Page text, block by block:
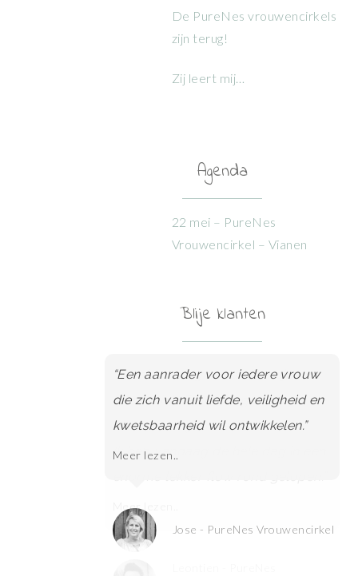
De PureNes vrouwencirkels
zijn terug!
Zij leert mij…
Agenda
22 mei – PureNes
Vrouwencirkel – Vianen
Blije klanten
“Een aanrader voor iedere vrouw
die zich vanuit liefde, veiligheid en
kwetsbaarheid wil ontwikkelen.”
Meer lezen..
Jose - PureNes Vrouwencirkel